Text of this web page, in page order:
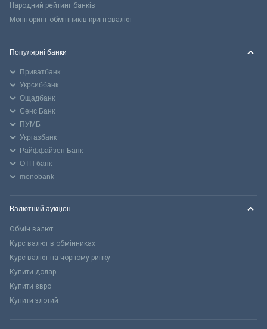
Народний рейтинг банків
Моніторинг обмінників криптовалют
Популярні банки
Приватбанк
Укрсиббанк
Ощадбанк
Сенс Банк
ПУМБ
Укргазбанк
Райффайзен Банк
ОТП банк
monobank
Валютний аукціон
Обмін валют
Курс валют в обмінниках
Курс валют на чорному ринку
Купити долар
Купити євро
Купити злотий